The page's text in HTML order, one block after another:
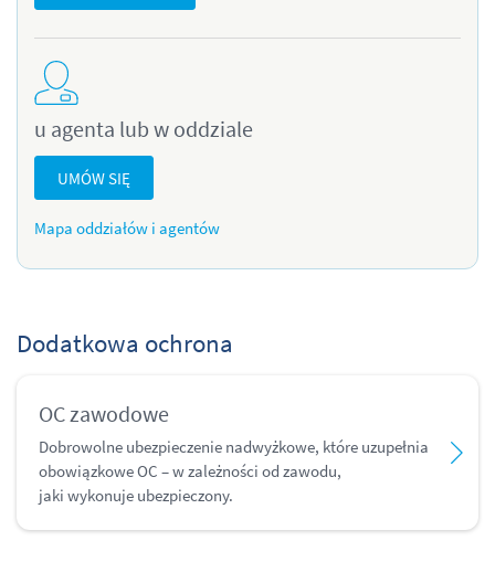
u agenta lub w oddziale
UMÓW SIĘ
Mapa oddziałów i agentów
Dodatkowa ochrona
OC zawodowe
Dobrowolne ubezpieczenie nadwyżkowe, które uzupełnia
obowiązkowe OC – w zależności od zawodu,
jaki wykonuje ubezpieczony.